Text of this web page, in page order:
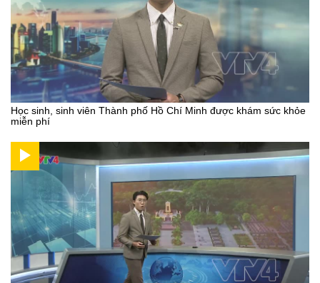
Học sinh, sinh viên Thành phố Hồ Chí Minh được khám sức khỏe
miễn phí